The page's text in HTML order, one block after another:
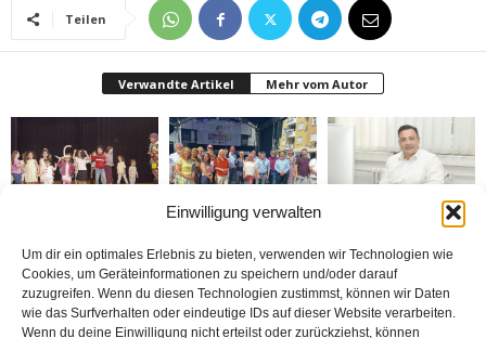
Einwilligung verwalten
Um dir ein optimales Erlebnis zu bieten, verwenden wir Technologien wie
Cookies, um Geräteinformationen zu speichern und/oder darauf
zuzugreifen. Wenn du diesen Technologien zustimmst, können wir Daten
wie das Surfverhalten oder eindeutige IDs auf dieser Website verarbeiten.
Wenn du deine Einwilligung nicht erteilst oder zurückziehst, können
Teilen
Verwandte Artikel Mehr vom Autor
Festivali yapıldı
Yabancılar Haftası
donduruldu